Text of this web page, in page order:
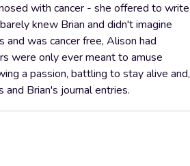
with cancer - she offered to write
knew Brian and didn't imagine
was cancer free, Alison had
were only ever meant to amuse
a passion, battling to stay alive and,
Brian's journal entries.